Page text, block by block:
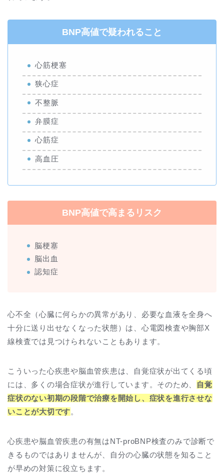
BNP高値で疑われること
心筋梗塞
狭心症
不整脈
弁膜症
心筋症
高血圧
BNP高値で高まるリスク
脳梗塞
脳出血
認知症
心不全（心臓に何らかの異常があり、必要な血液を全身へ
十分に送り出せなくなった状態）は、心電図検査や胸部X
線検査では見つけられないこともあります。
こういった心疾患や脳血管疾患は、自覚症状が出てくる頃
には、多くの場合症状が進行しています。そのため、
自覚
症状のない初期の段階で治療を開始し、症状を進行させな
いことが大切です。
心疾患や脳血管疾患の有無はNT-proBNP検査のみで診断で
きるものではありませんが、自分の心臓の状態を知ること
が早めの対策に役立ちます。